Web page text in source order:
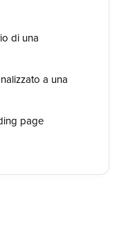
di una
a una
page